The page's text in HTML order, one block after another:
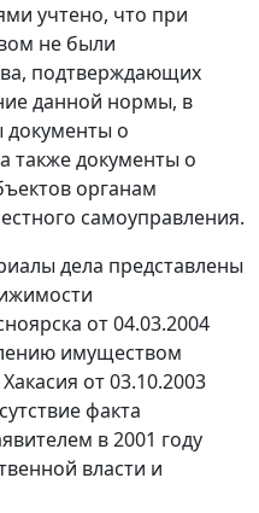
учтено, что при
не были
подтверждающих
данной нормы, в
документы о
также документы о
органам
самоуправления.
дела представлены
от 04.03.2004
имуществом
от 03.10.2003
факта
в 2001 году
власти и